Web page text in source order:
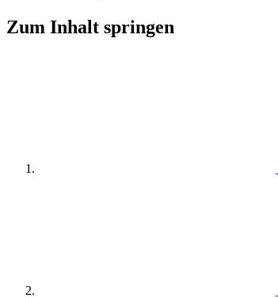
Zum Inhalt springen